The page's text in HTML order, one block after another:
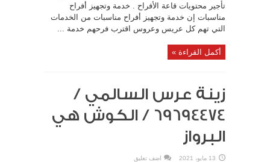
تأجير محتويات قاعة الأفراح . خدمة وتجهيز أفراح
مناسبات إن خدمة وتجهيز أفراح مناسبات من الخدمات
التي تهم كل عريس وعروس اقترب فرحهم خدمة ...
أكمل القراءة »
زينة عرس السالمي /
69694474 / الكوش هي
البرواز
13 مايو، 2021 اضف تعليق